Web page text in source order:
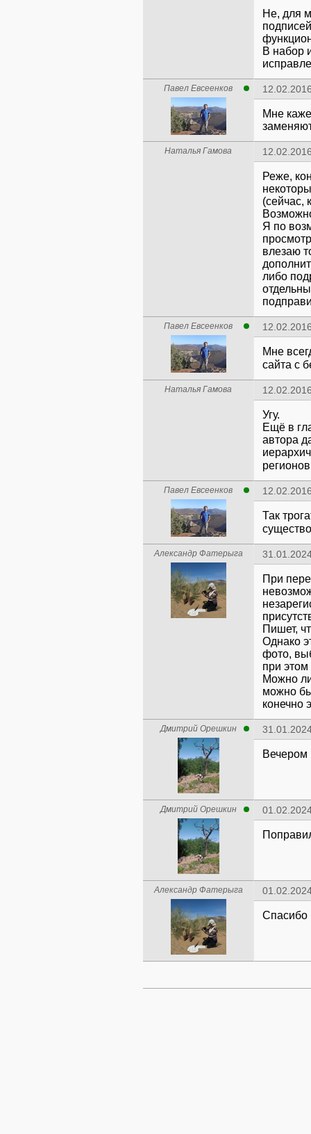
Не, для
В набор
Павел Евсеенков
Мне
Наталья Гамова
Реже,
(сейчас,
Я по
влезаю
либо
Павел Евсеенков
Мне
сайта с
Наталья Гамова
Угу.
Ещё в
автора
Павел Евсеенков
Так
Александр Фатерыга
При
Пишет,
Однако
фото,
при этом
Можно
можно
конечно
Дмитрий Орешкин
Вечером
Дмитрий Орешкин
Александр Фатерыга
Спасибо